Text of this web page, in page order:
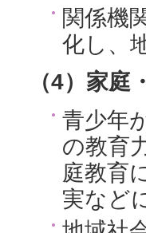
関係機
化し、
（4）家
青少年
の教育
庭教育
実など